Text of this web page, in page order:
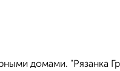
домами. "Рязанка